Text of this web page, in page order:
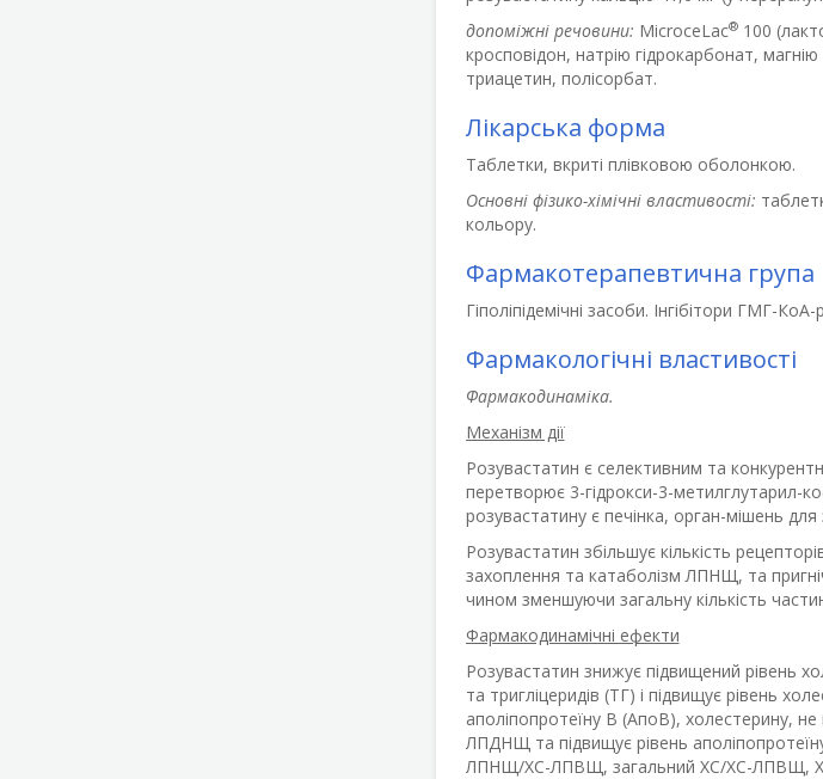
допоміжні речовини: MicroceLac®100
кросповідон, натрію гідрокарбонат,
триацетин, полісорбат.
Лікарська форма
Таблетки, вкриті плівковою оболонкою.
Основні фізико-хімічні властивості:
кольору.
Фармакотерапевтична група
Гіполіпідемічні засоби. Інгібітори ГМГ-
Фармакологічні властивості
Фармакодинаміка.
Механізм дії
Розувастатин є селективним та
перетворює 3-гідрокси-3-метилглутарил-
розувастатину є печінка, орган-мішень
Розувастатин збільшує кількість
захоплення та катаболізм ЛПНЩ, та
чином зменшуючи загальну кількість
Фармакодинамічні ефекти
Розувастатин знижує підвищений рівень
та тригліцеридів (ТГ) і підвищує рівень
аполіпопротеїну В (АпоВ), холестерину,
ЛПДНЩ та підвищує рівень
ЛПНЩ/ХС-ЛПВЩ, загальний ХС/ХС-ЛПВЩ,